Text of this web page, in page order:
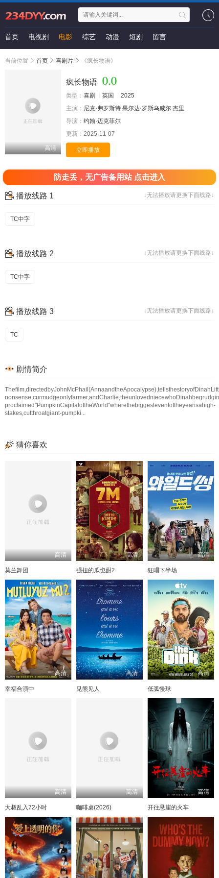
首页 电视剧 电影 综艺 动漫 短剧 留言
当前位置 首页 喜剧片 《疯长物语》
高清
疯长物语 0.0
类型： 喜剧 英国
2025
主演： 尼克·弗罗斯特 果尔达·罗斯乌威尔 杰里
导演： 约翰·迈克菲尔
更新： 2025-11-07
立即播放
防走丢，无广告备用站 点击进入
↓无法播放请更换下面线路↓
播放线路 1
TC中字
↓无法播放请更换下面线路↓
播放线路 2
TC中字
↓无法播放请更换下面线路↓
播放线路 3
TC
剧情简介
proclaimed"PumpkinCapitaloftheWorld"wherethebiggesteventoftheyearisahigh-
stakes,cutthroatgiant-pumpki...
猜你喜欢
高清
莫兰舞团
高清
强扭的瓜也甜2
高清
狂唱下半场
高清
幸福合演中
高清
见熊见人
高清
低弧慢球
高清
大叔乱入72小时
高清
咖啡桌(2026)
高清
开往悬崖的火车